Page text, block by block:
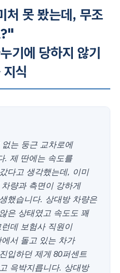
처 못 봤는데, 무조
기에 당하지 않기
식
는 둥근 교차로에
. 제 딴에는 속도를
다고 생각했는데, 이미
량과 측면이 강하게
했습니다. 상대방 차량은
은 상태였고 속도도 꽤
데 보험사 직원이
서 돌고 있는 차가
입하던 제게 80퍼센트
윽박지릅니다. 상대방